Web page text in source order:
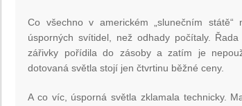
Co všechno v americkém „slunečním
úsporných svítidel, než odhady počítaly.
zářivky pořídila do zásoby a zatím je
dotovaná světla stojí jen čtvrtinu běžné ceny.
A co víc, úsporná světla zklamala technicky.